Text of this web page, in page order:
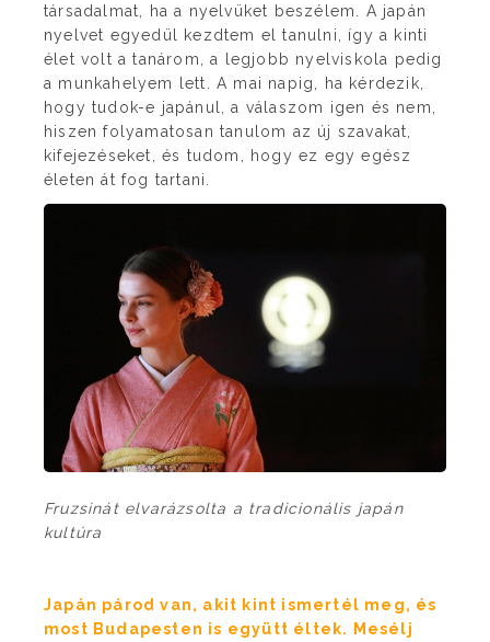
társadalmat, ha a nyelvüket beszélem. A japán
nyelvet egyedül kezdtem el tanulni, így a kinti
élet volt a tanárom, a legjobb nyelviskola pedig
a munkahelyem lett. A mai napig, ha kérdezik,
hogy tudok-e japánul, a válaszom igen és nem,
hiszen folyamatosan tanulom az új szavakat,
kifejezéseket, és tudom, hogy ez egy egész
életen át fog tartani.
Fruzsinát elvarázsolta a tradicionális japán
kultúra
Japán párod van, akit kint ismertél meg, és
most Budapesten is együtt éltek. Mesélj